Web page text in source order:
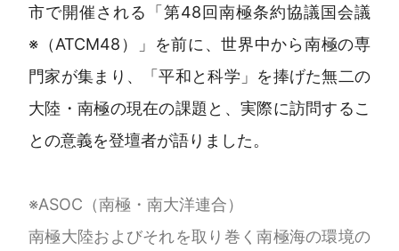
市で開催される「第48回南極条約協議国会議
※（ATCM48）」を前に、世界中から南極の専
門家が集まり、「平和と科学」を捧げた無二の
大陸・南極の現在の課題と、実際に訪問するこ
との意義を登壇者が語りました。
※ASOC（南極・南大洋連合）
南極大陸およびそれを取り巻く南極海の環境の